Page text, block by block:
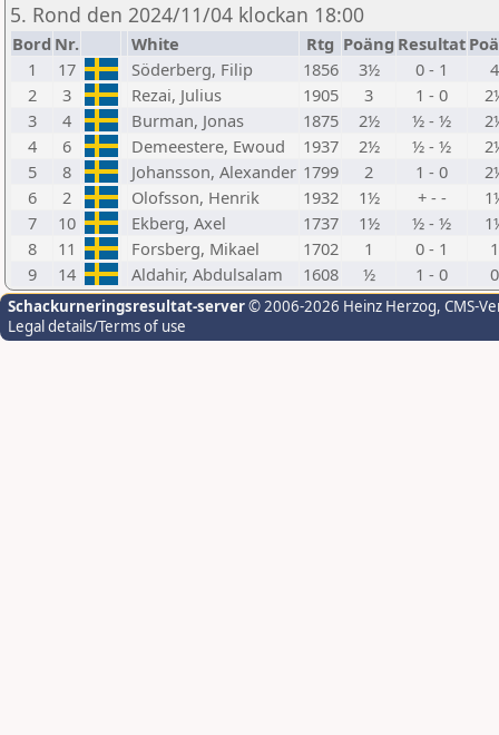
5. Rond den 2024/11/04 klockan 18:00
Bord Nr. White Rtg Poäng Resultat
1
17 Söderberg, Filip 1856 3½ 0 - 1
4
2
3 Rezai, Julius 1905 3 1 - 0
3
4 Burman, Jonas 1875 2½ ½ - ½
4
6 Demeestere, Ewoud 1937 2½ ½ - ½
5
8 Johansson, Alexander 1799 2 1 - 0
6
2 Olofsson, Henrik 1932 1½ + - -
7
10 Ekberg, Axel 1737 1½ ½ - ½
8
11 Forsberg, Mikael 1702 1 0 - 1
1
9
14 Aldahir, Abdulsalam 1608 ½ 1 - 0 0
Schackurneringsresultat-server© 2006-2026 Heinz Herzog, CMS-
Legal details/Terms of use